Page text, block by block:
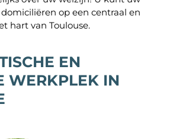
op een centraal en
hart van Toulouse.
EN
WERKPLEK IN